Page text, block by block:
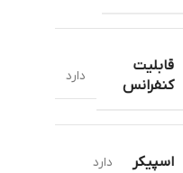
قابلیت
کنفرانس
دارد
اسپیکر دارد